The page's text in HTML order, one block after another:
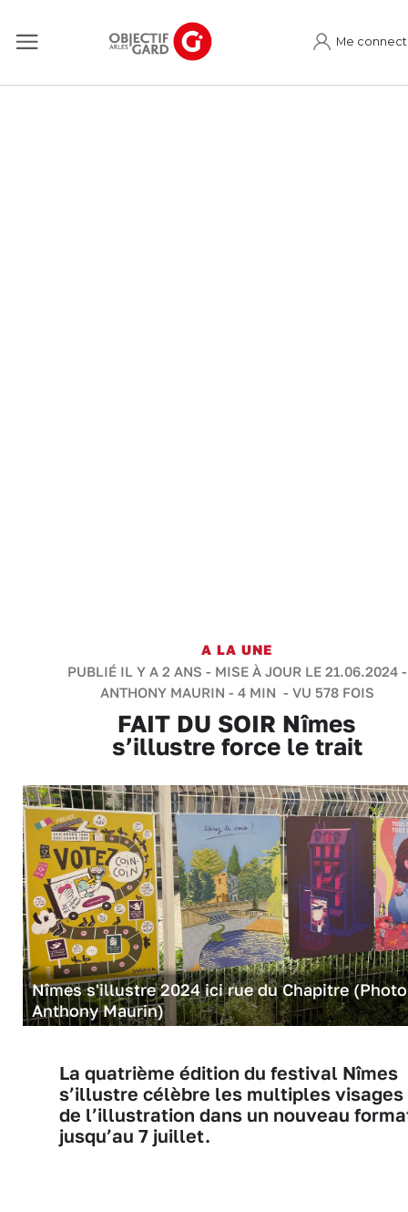
Me
A LA UNE
PUBLIÉ IL Y A 2 ANS - MISE À JOUR LE 21.06.2024 -
ANTHONY MAURIN - 4 MIN - VU 578 FOIS
FAIT DU SOIR Nîmes
s’illustre force le trait
Nîmes s'illustre 2024 ici rue du Chapitre (Photo
Anthony Maurin)
La quatrième édition du festival Nîmes
s’illustre célèbre les multiples visages
de l’illustration dans un nouveau
jusqu’au 7 juillet.